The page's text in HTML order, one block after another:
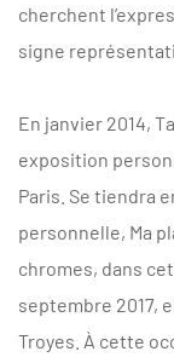
cherchent
signe
En janvier 2014,
exposition
Paris. Se tiendra
personnelle, Ma
chromes, dans
septembre 2017,
Troyes. À cette